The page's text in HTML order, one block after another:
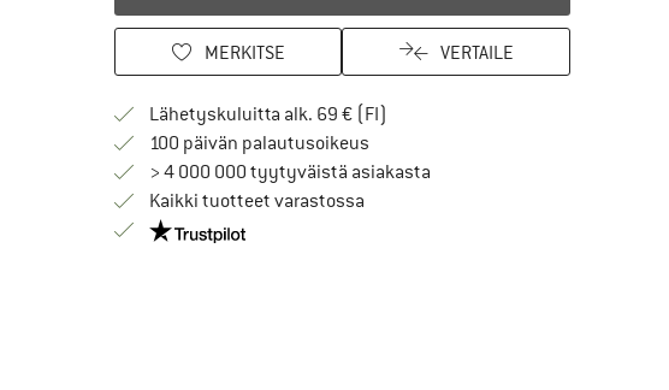
MERKITSE VERTAILE
Lähetyskuluitta alk. 69 € (FI)
100 päivän palautusoikeusSiirry palautusoikeuteen täältä
> 4 000 000 tyytyväistä asiakasta
Kaikki tuotteet varastossa
Meillä on Trustpilot -sertifiointi - lue lisää tästä!